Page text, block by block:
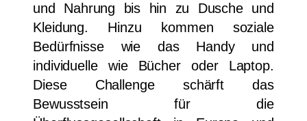
und Nahrung bis hin zu Dusche und
Kleidung. Hinzu kommen soziale
Bedürfnisse wie das Handy und
individuelle wie Bücher oder Laptop.
Diese Challenge schärft das
Bewusstsein für die